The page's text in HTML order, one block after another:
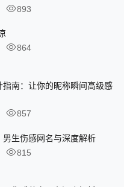
893
864
指南：让你的昵称瞬间高级感
857
男生伤感网名与深度解析
815